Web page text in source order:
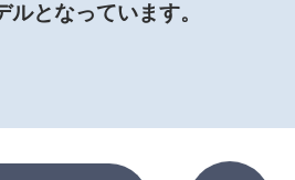
となっています。